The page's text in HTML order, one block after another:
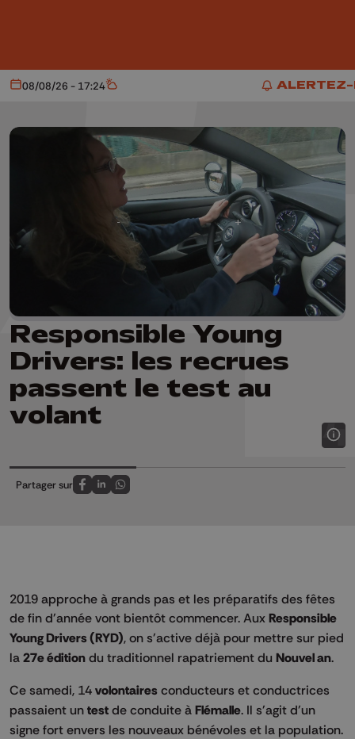
ALERTEZ-
ALERTEZ-
Aujourd'hui
08/08/26 - 17:24 Météo
Responsible Young
Drivers: les recrues
passent le test au
volant
Partager sur
Partagez sur FaceBook
Partagez sur LinkedIn
Partagez sur Whatsapp
2019 approche à grands pas et les préparatifs des fêtes
de fin d'année vont bientôt commencer. Aux Responsible
Young Drivers (RYD), on s'active déjà pour mettre sur pied
la 27e édition du traditionnel rapatriement du Nouvel an.
Ce samedi, 14 volontaires conducteurs et conductrices
passaient un test de conduite à Flémalle. Il s'agit d'un
signe fort envers les nouveaux bénévoles et la population.